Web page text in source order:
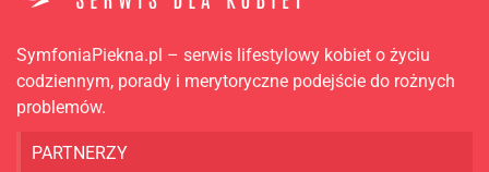
SymfoniaPiekna.pl – serwis lifestylowy kobiet o życiu
codziennym, porady i merytoryczne podejście do rożnych
problemów.
PARTNERZY